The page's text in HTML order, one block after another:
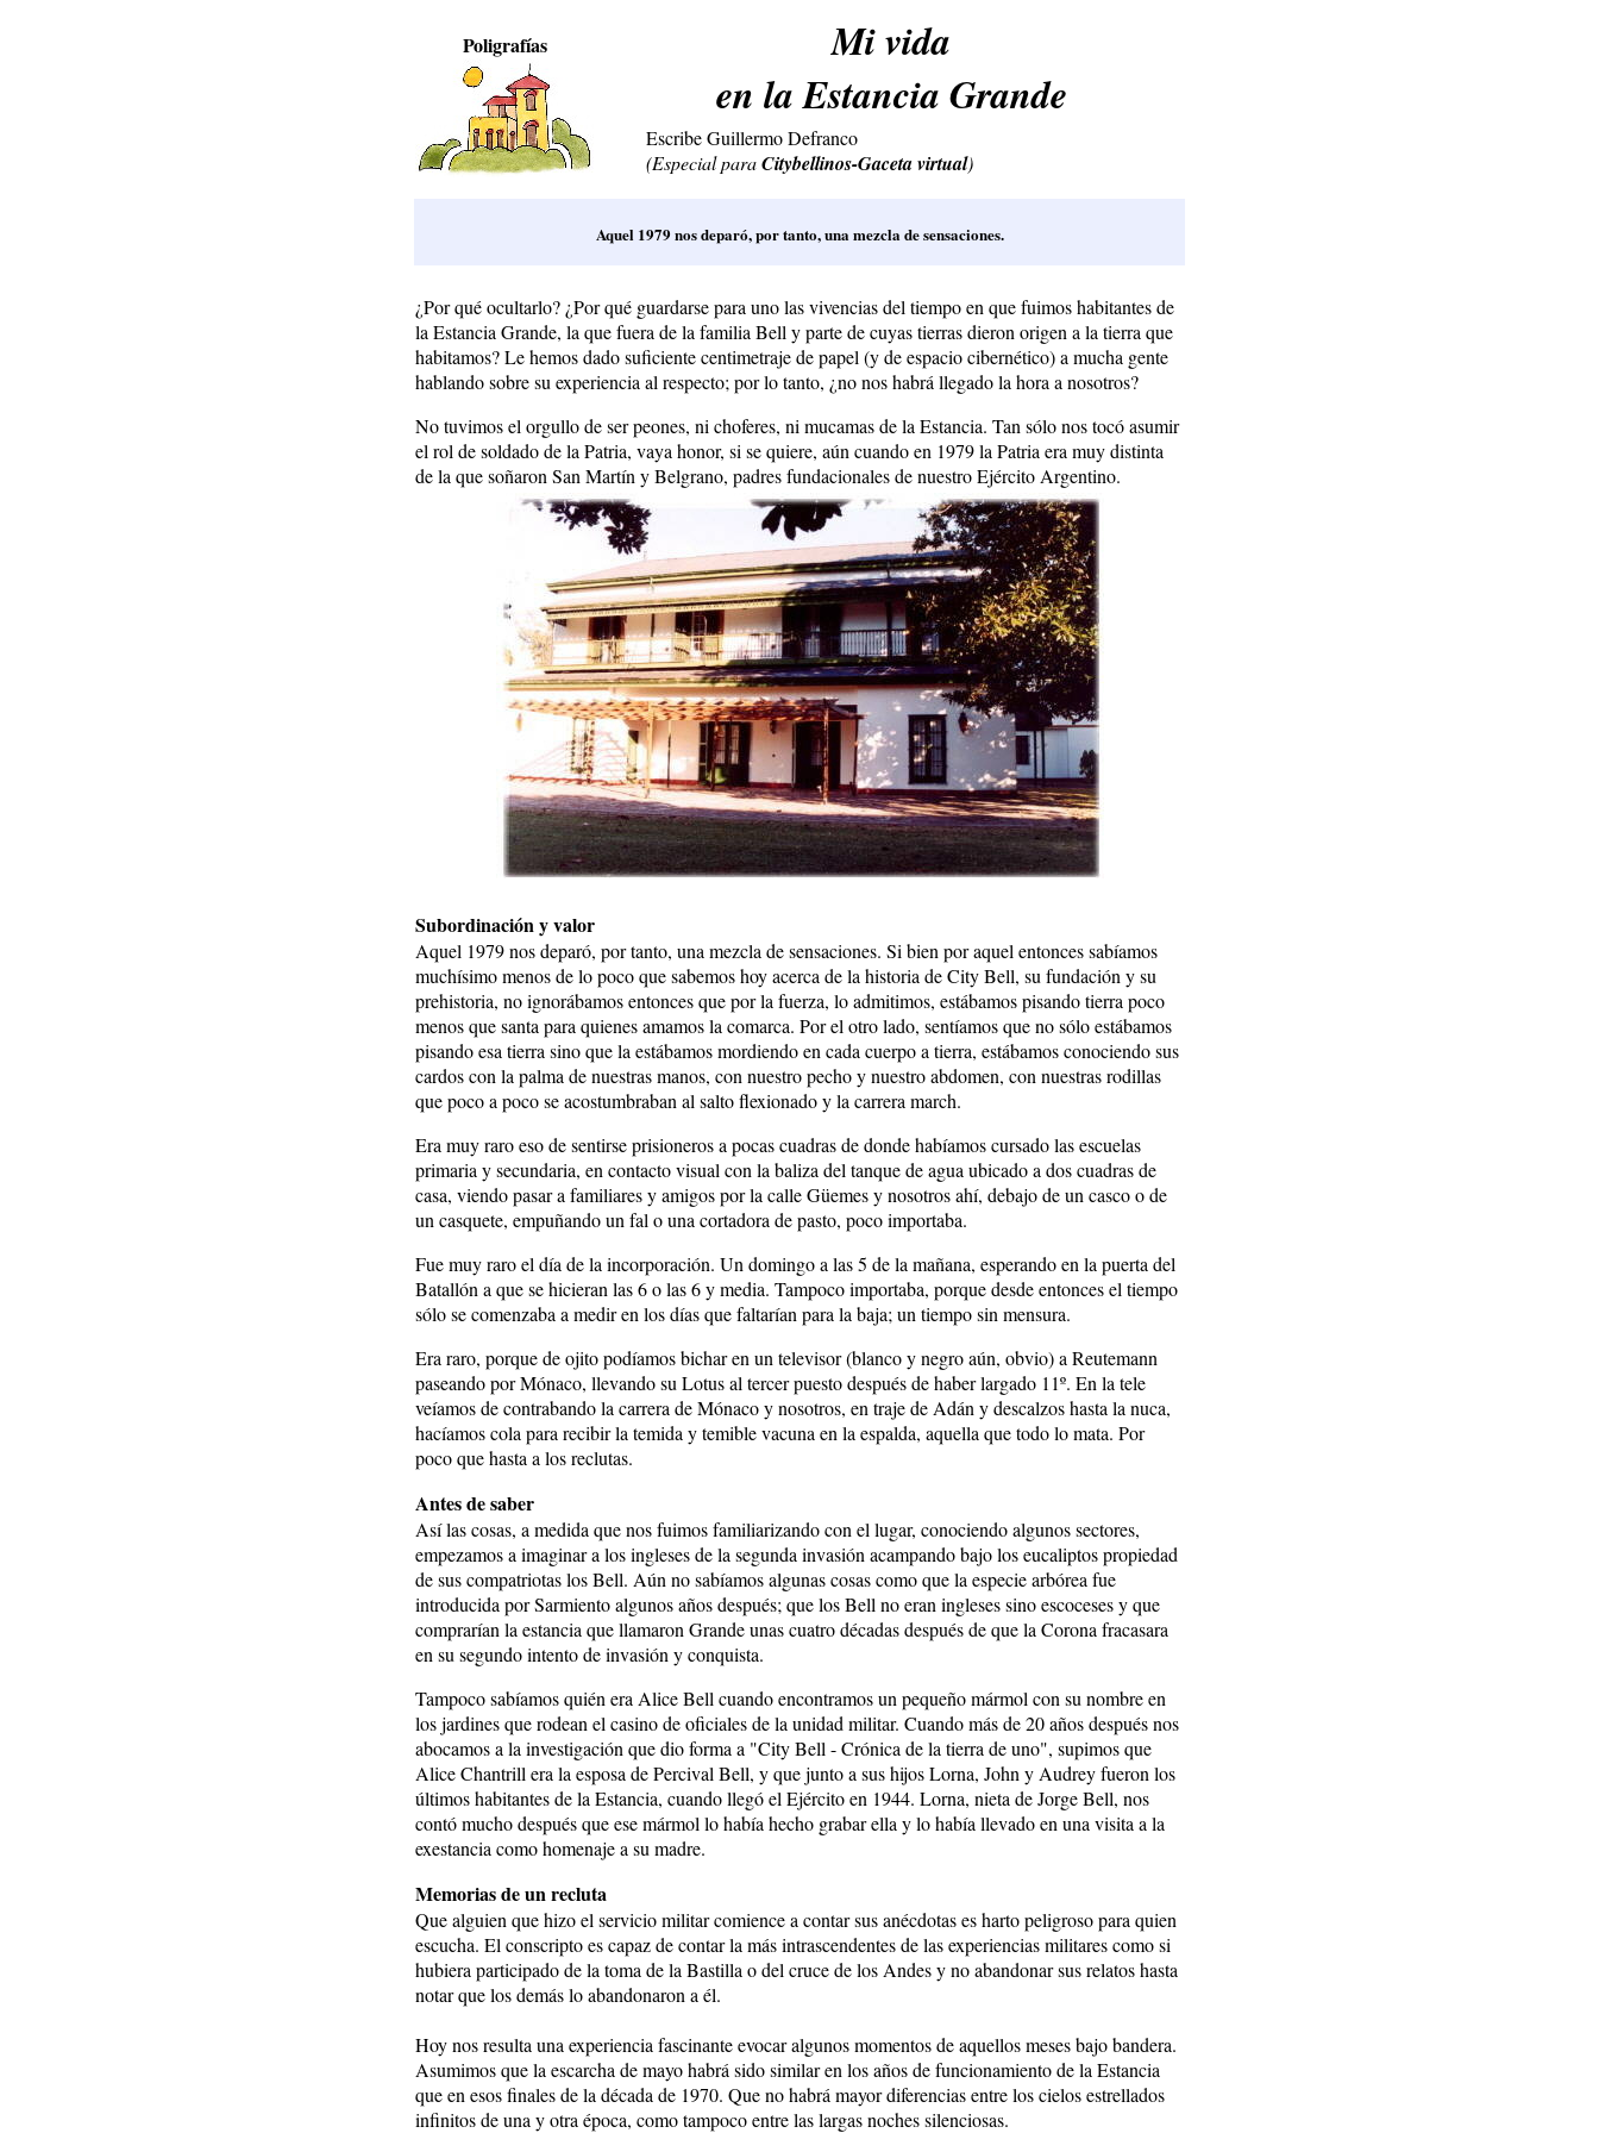
Poligrafías
Mi vida
en la Estancia Grande
Escribe Guillermo Defranco
(Especial paraCitybellinos-Gaceta virtual)
Aquel 1979 nos deparó, por tanto, una mezcla de sensaciones.
¿Por qué ocultarlo? ¿Por qué guardarse para uno las vivencias del tiempo en que fuimos habitantes de
la Estancia Grande, la que fuera de la familia Bell y parte de cuyas tierras dieron origen a la tierra que
habitamos? Le hemos dado suficiente centimetraje de papel (y de espacio cibernético) a mucha gente
hablando sobre su experiencia al respecto; por lo tanto, ¿no nos habrá llegado la hora a nosotros?
No tuvimos el orgullo de ser peones, ni choferes, ni mucamas de la Estancia. Tan sólo nos tocó asumir
el rol de soldado de la Patria, vaya honor, si se quiere, aún cuando en 1979 la Patria era muy distinta
de la que soñaron San Martín y Belgrano, padres fundacionales de nuestro Ejército Argentino.
Subordinación y valor
Aquel 1979 nos deparó, por tanto, una mezcla de sensaciones. Si bien por aquel entonces sabíamos
muchísimo menos de lo poco que sabemos hoy acerca de la historia de City Bell, su fundación y su
prehistoria, no ignorábamos entonces que por la fuerza, lo admitimos, estábamos pisando tierra poco
menos que santa para quienes amamos la comarca. Por el otro lado, sentíamos que no sólo estábamos
pisando esa tierra sino que la estábamos mordiendo en cada cuerpo a tierra, estábamos conociendo sus
cardos con la palma de nuestras manos, con nuestro pecho y nuestro abdomen, con nuestras rodillas
que poco a poco se acostumbraban al salto flexionado y la carrera march.
Era muy raro eso de sentirse prisioneros a pocas cuadras de donde habíamos cursado las escuelas
primaria y secundaria, en contacto visual con la baliza del tanque de agua ubicado a dos cuadras de
casa, viendo pasar a familiares y amigos por la calle Güemes y nosotros ahí, debajo de un casco o de
un casquete, empuñando un fal o una cortadora de pasto, poco importaba.
Fue muy raro el día de la incorporación. Un domingo a las 5 de la mañana, esperando en la puerta del
Batallón a que se hicieran las 6 o las 6 y media. Tampoco importaba, porque desde entonces el tiempo
sólo se comenzaba a medir en los días que faltarían para la baja; un tiempo sin mensura.
Era raro, porque de ojito podíamos bichar en un televisor (blanco y negro aún, obvio) a Reutemann
paseando por Mónaco, llevando su Lotus al tercer puesto después de haber largado 11º. En la tele
veíamos de contrabando la carrera de Mónaco y nosotros, en traje de Adán y descalzos hasta la nuca,
hacíamos cola para recibir la temida y temible vacuna en la espalda, aquella que todo lo mata. Por
poco que hasta a los reclutas.
Antes de saber
Así las cosas, a medida que nos fuimos familiarizando con el lugar, conociendo algunos sectores,
empezamos a imaginar a los ingleses de la segunda invasión acampando bajo los eucaliptos propiedad
de sus compatriotas los Bell. Aún no sabíamos algunas cosas como que la especie arbórea fue
introducida por Sarmiento algunos años después; que los Bell no eran ingleses sino escoceses y que
comprarían la estancia que llamaron Grande unas cuatro décadas después de que la Corona fracasara
en su segundo intento de invasión y conquista.
Tampoco sabíamos quién era Alice Bell cuando encontramos un pequeño mármol con su nombre en
los jardines que rodean el casino de oficiales de la unidad militar. Cuando más de 20 años después nos
abocamos a la investigación que dio forma a "City Bell - Crónica de la tierra de uno", supimos que
Alice Chantrill era la esposa de Percival Bell, y que junto a sus hijos Lorna, John y Audrey fueron los
últimos habitantes de la Estancia, cuando llegó el Ejército en 1944. Lorna, nieta de Jorge Bell, nos
contó mucho después que ese mármol lo había hecho grabar ella y lo había llevado en una visita a la
exestancia como homenaje a su madre.
Memorias de un recluta
Que alguien que hizo el servicio militar comience a contar sus anécdotas es harto peligroso para quien
escucha. El conscripto es capaz de contar la más intrascendentes de las experiencias militares como si
hubiera participado de la toma de la Bastilla o del cruce de los Andes y no abandonar sus relatos hasta
notar que los demás lo abandonaron a él.
Hoy nos resulta una experiencia fascinante evocar algunos momentos de aquellos meses bajo bandera.
Asumimos que la escarcha de mayo habrá sido similar en los años de funcionamiento de la Estancia
que en esos finales de la década de 1970. Que no habrá mayor diferencias entre los cielos estrellados
infinitos de una y otra época, como tampoco entre las largas noches silenciosas.